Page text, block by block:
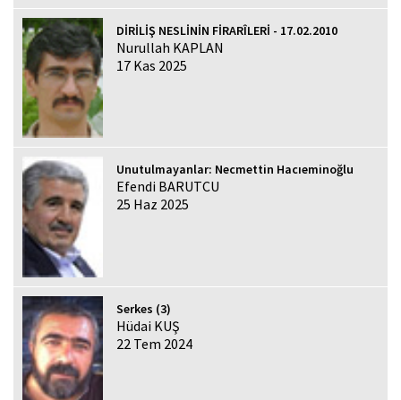
DİRİLİŞ NESLİNİN FİRARÎLERİ - 17.02.2010
Nurullah KAPLAN
17 Kas 2025
Unutulmayanlar: Necmettin Hacıeminoğlu
Efendi BARUTCU
25 Haz 2025
Serkes (3)
Hüdai KUŞ
22 Tem 2024